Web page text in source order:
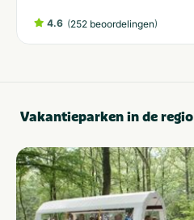
4.6 (252 beoordelingen)
Vakantieparken in de regio